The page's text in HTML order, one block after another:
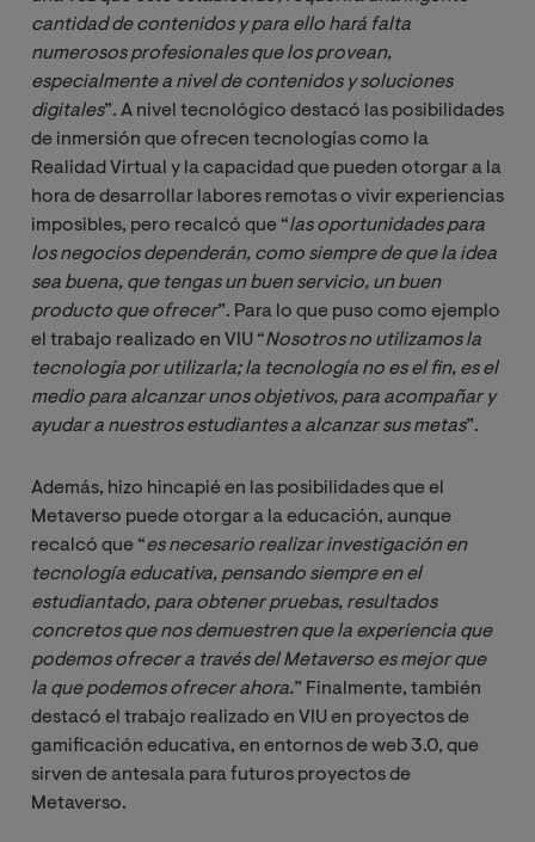
cantidad de contenidos y para ello hará falta
numerosos profesionales que los provean,
especialmente a nivel de contenidos y soluciones
digitales”. A nivel tecnológico destacó las posibilidades
de inmersión que ofrecen tecnologías como la
Realidad Virtual y la capacidad que pueden otorgar a la
hora de desarrollar labores remotas o vivir experiencias
imposibles, pero recalcó que “las oportunidades para
los negocios dependerán, como siempre de que la idea
sea buena, que tengas un buen servicio, un buen
producto que ofrecer”. Para lo que puso como ejemplo
el trabajo realizado en VIU “Nosotros no utilizamos la
tecnología por utilizarla; la tecnología no es el fin, es el
medio para alcanzar unos objetivos, para acompañar y
ayudar a nuestros estudiantes a alcanzar sus metas”.
Además, hizo hincapié en las posibilidades que el
Metaverso puede otorgar a la educación, aunque
recalcó que “es necesario realizar investigación en
tecnología educativa, pensando siempre en el
estudiantado, para obtener pruebas, resultados
concretos que nos demuestren que la experiencia que
podemos ofrecer a través del Metaverso es mejor que
la que podemos ofrecer ahora.” Finalmente, también
destacó el trabajo realizado en VIU en proyectos de
gamificación educativa, en entornos de web 3.0, que
sirven de antesala para futuros proyectos de
Metaverso.